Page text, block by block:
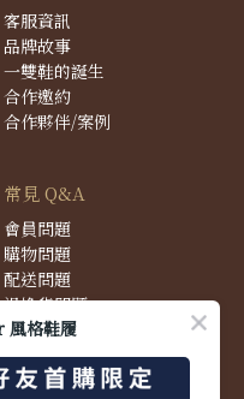
客服資訊
品牌故事
一雙鞋的誕生
合作邀約
合作夥伴/案例
常見 Q&A
會員問題
購物問題
配送問題
退換貨問題
商品問題
風格鞋履